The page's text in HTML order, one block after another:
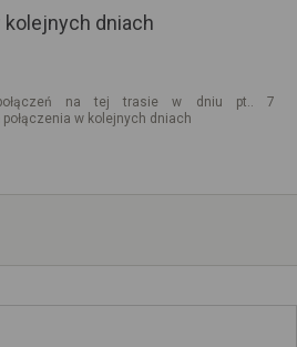
kolejnych dniach
na tej trasie w dniu pt.. 7
w kolejnych dniach